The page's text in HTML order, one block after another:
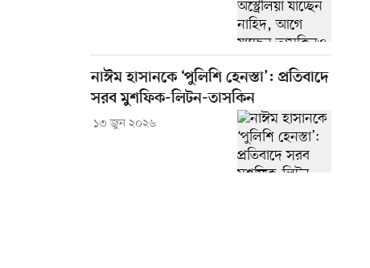
নাঈম হাসানকে ‘পুলিশি হেনস্তা’: প্রতিবাদে
সরব মুশফিক-লিটন-তাসকিন
১৩ জুন ২০২৬